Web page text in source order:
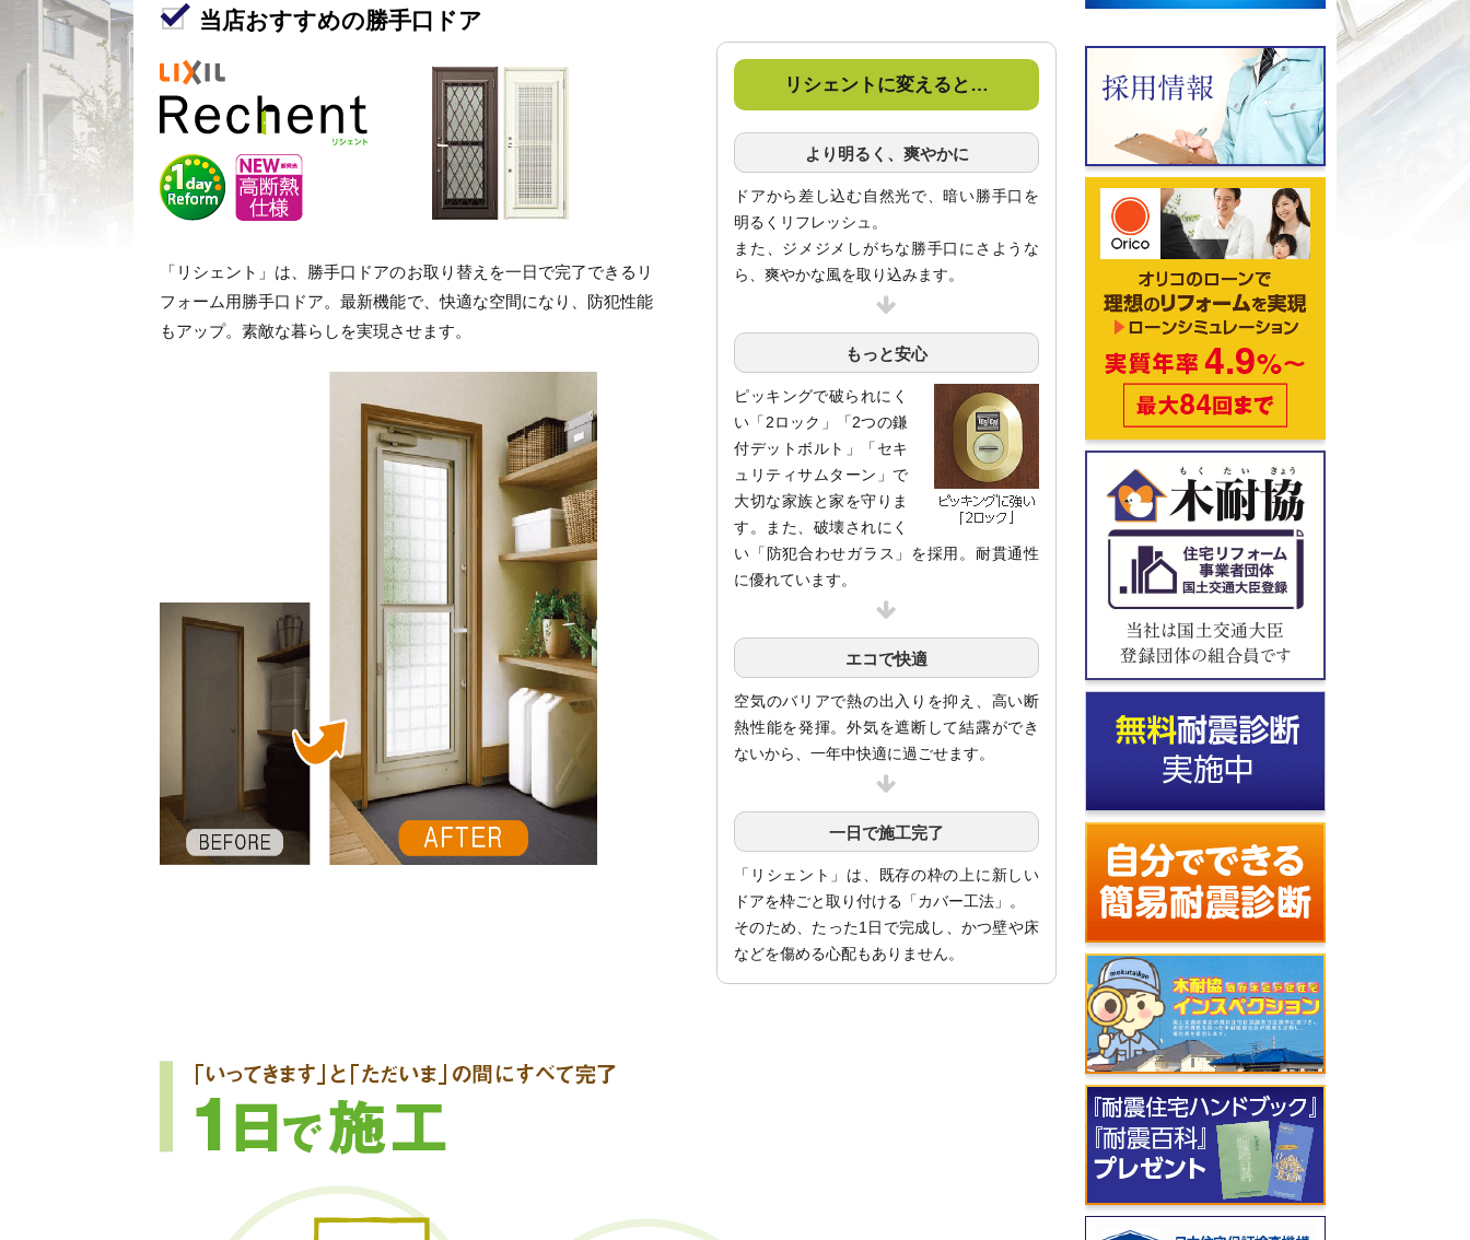
当店おすすめの勝手口ドア
「リシェント」は、勝手口ドアのお取り替えを一日で完了できるリ
フォーム用勝手口ドア。最新機能で、快適な空間になり、防犯性能
もアップ。素敵な暮らしを実現させます。
リシェントに変えると…
より明るく、爽やかに
ドアから差し込む自然光で、暗い勝手口を
明るくリフレッシュ。
また、ジメジメしがちな勝手口にさような
ら、爽やかな風を取り込みます。
もっと安心
ピッキングで破られにく
い「2ロック」「2つの鎌
付デットボルト」「セキ
ュリティサムターン」で
大切な家族と家を守りま
す。また、破壊されにく
い「防犯合わせガラス」を採用。耐貫通性
に優れています。
エコで快適
空気のバリアで熱の出入りを抑え、高い断
熱性能を発揮。外気を遮断して結露ができ
ないから、一年中快適に過ごせます。
一日で施工完了
「リシェント」は、既存の枠の上に新しい
ドアを枠ごと取り付ける「カバー工法」。
そのため、たった1日で完成し、かつ壁や床
などを傷める心配もありません。